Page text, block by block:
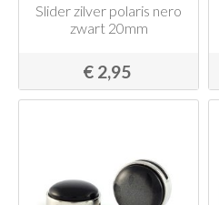
Slider zilver polaris nero
zwart 20mm
€ 2,95